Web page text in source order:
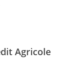
Agricole